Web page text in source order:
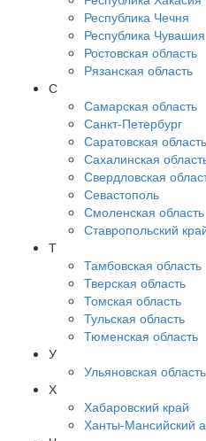
Республика Чечня
Республика Чувашия
Ростовская область
Рязанская область
С
Самарская область
Санкт-Петербург
Саратовская область
Сахалинская
Свердловская
Севастополь
Смоленская область
Ставропольский
Т
Тамбовская область
Тверская область
Томская область
Тульская область
Тюменская область
У
Ульяновская область
Х
Хабаровский край
Ханты-Мансийский